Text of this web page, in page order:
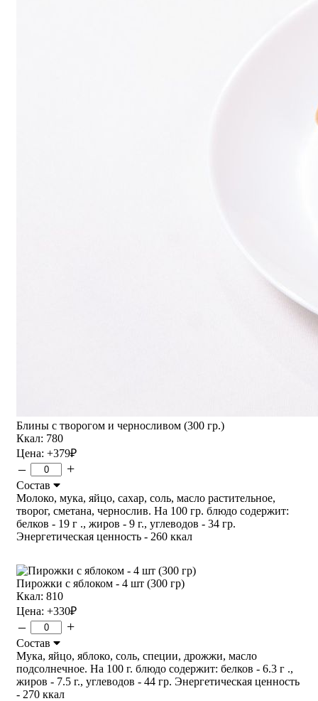
Блины с творогом и черносливом (300 гр.)
Ккал: 780
Цена: +379₽
– +
Состав
Молоко, мука, яйцо, сахар, соль, масло растительное,
творог, сметана, чернослив. На 100 гр. блюдо содержит:
белков - 19 г ., жиров - 9 г., углеводов - 34 гр.
Энергетическая ценность - 260 ккал
Пирожки с яблоком - 4 шт (300 гр)
Ккал: 810
Цена: +330₽
– +
Состав
Мука, яйцо, яблоко, соль, специи, дрожжи, масло
подсолнечное. На 100 г. блюдо содержит: белков - 6.3 г .,
жиров - 7.5 г., углеводов - 44 гр. Энергетическая ценность
- 270 ккал